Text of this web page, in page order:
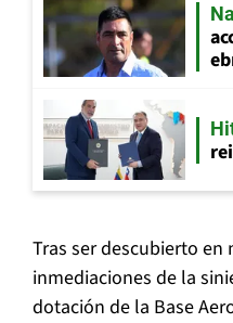
Tras ser descubierto
inmediaciones de la
dotación de la Base